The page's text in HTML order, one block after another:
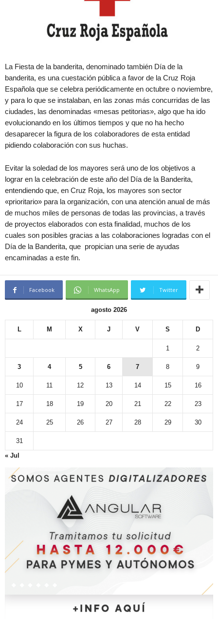
La Fiesta de la banderita, denominado también Día de la
banderita, es una cuestación pública a favor de la Cruz Roja
Española que se celebra periódicamente en octubre o noviembre,
y para lo que se instalaban, en las zonas más concurridas de las
ciudades, las denominadas «mesas petitorias», algo que ha ido
evolucionando en los últimos tiempos y que no ha hecho
desaparecer la figura de los colaboradores de esta entidad
pidiendo colaboración con sus huchas.
Evitar la soledad de los mayores será uno de los objetivos a
lograr en la celebración de este año del Día de la Banderita,
entendiendo que, en Cruz Roja, los mayores son sector
«prioritario» para la organización, con una atención anual de más
de muchos miles de personas de todas las provincias, a través
de proyectos elaborados con esta finalidad, muchos de los
cuales son posibles gracias a las colaboraciones logradas con el
Día de la Banderita, que propician una serie de ayudas
encaminadas a este fin.
Facebook WhatsApp Twitter
agosto 2026
L M X J V S D
1 2
3 4 5 6 7 8 9
10 11 12 13 14 15 16
17 18 19 20 21 22 23
24 25 26 27 28 29 30
31
« Jul